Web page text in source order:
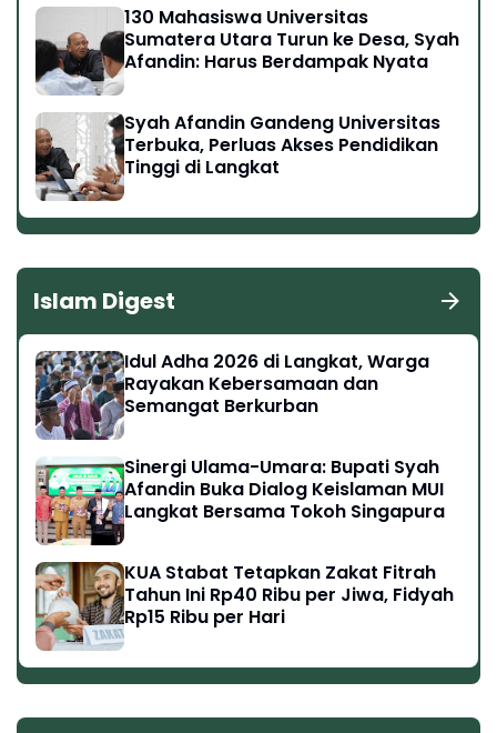
130 Mahasiswa Universitas
Sumatera Utara Turun ke Desa, Syah
Afandin: Harus Berdampak Nyata
Syah Afandin Gandeng Universitas
Terbuka, Perluas Akses Pendidikan
Tinggi di Langkat
Islam Digest
Idul Adha 2026 di Langkat, Warga
Rayakan Kebersamaan dan
Semangat Berkurban
Sinergi Ulama-Umara: Bupati Syah
Afandin Buka Dialog Keislaman MUI
Langkat Bersama Tokoh Singapura
KUA Stabat Tetapkan Zakat Fitrah
Tahun Ini Rp40 Ribu per Jiwa, Fidyah
Rp15 Ribu per Hari